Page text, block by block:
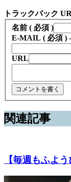
トラックバック
名前 ( 必須 )
E-MAIL ( 必須 )
URL
関連記事
【毎週もふよ